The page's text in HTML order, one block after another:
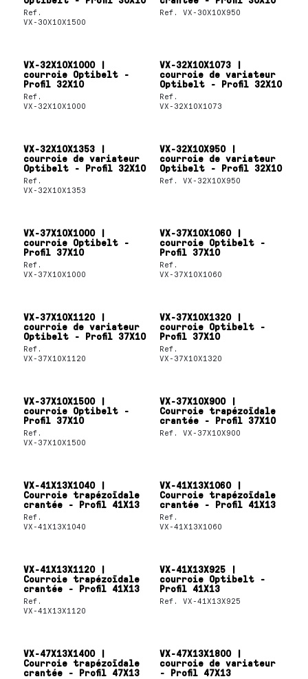
Ref.
VX-30X10X1500
Ref. VX-30X10X950
VX-32X10X1000 |
courroie Optibelt -
Profil 32X10
Ref.
VX-32X10X1000
VX-32X10X1073 |
courroie de variateur
Optibelt - Profil 32X10
Ref.
VX-32X10X1073
VX-32X10X1353 |
courroie de variateur
Optibelt - Profil 32X10
Ref.
VX-32X10X1353
VX-32X10X950 |
courroie de variateur
Optibelt - Profil 32X10
Ref. VX-32X10X950
VX-37X10X1000 |
courroie Optibelt -
Profil 37X10
Ref.
VX-37X10X1000
VX-37X10X1060 |
courroie Optibelt -
Profil 37X10
Ref.
VX-37X10X1060
VX-37X10X1120 |
courroie de variateur
Optibelt - Profil 37X10
Ref.
VX-37X10X1120
VX-37X10X1320 |
courroie Optibelt -
Profil 37X10
Ref.
VX-37X10X1320
VX-37X10X1500 |
courroie Optibelt -
Profil 37X10
Ref.
VX-37X10X1500
VX-37X10X900 |
Courroie trapézoïdale
crantée - Profil 37X10
Ref. VX-37X10X900
VX-41X13X1040 |
Courroie trapézoïdale
crantée - Profil 41X13
Ref.
VX-41X13X1040
VX-41X13X1060 |
Courroie trapézoïdale
crantée - Profil 41X13
Ref.
VX-41X13X1060
VX-41X13X1120 |
Courroie trapézoïdale
crantée - Profil 41X13
Ref.
VX-41X13X1120
VX-41X13X925 |
courroie Optibelt -
Profil 41X13
Ref. VX-41X13X925
VX-47X13X1400 |
Courroie trapézoïdale
crantée - Profil 47X13
VX-47X13X1800 |
courroie de variateur
- Profil 47X13